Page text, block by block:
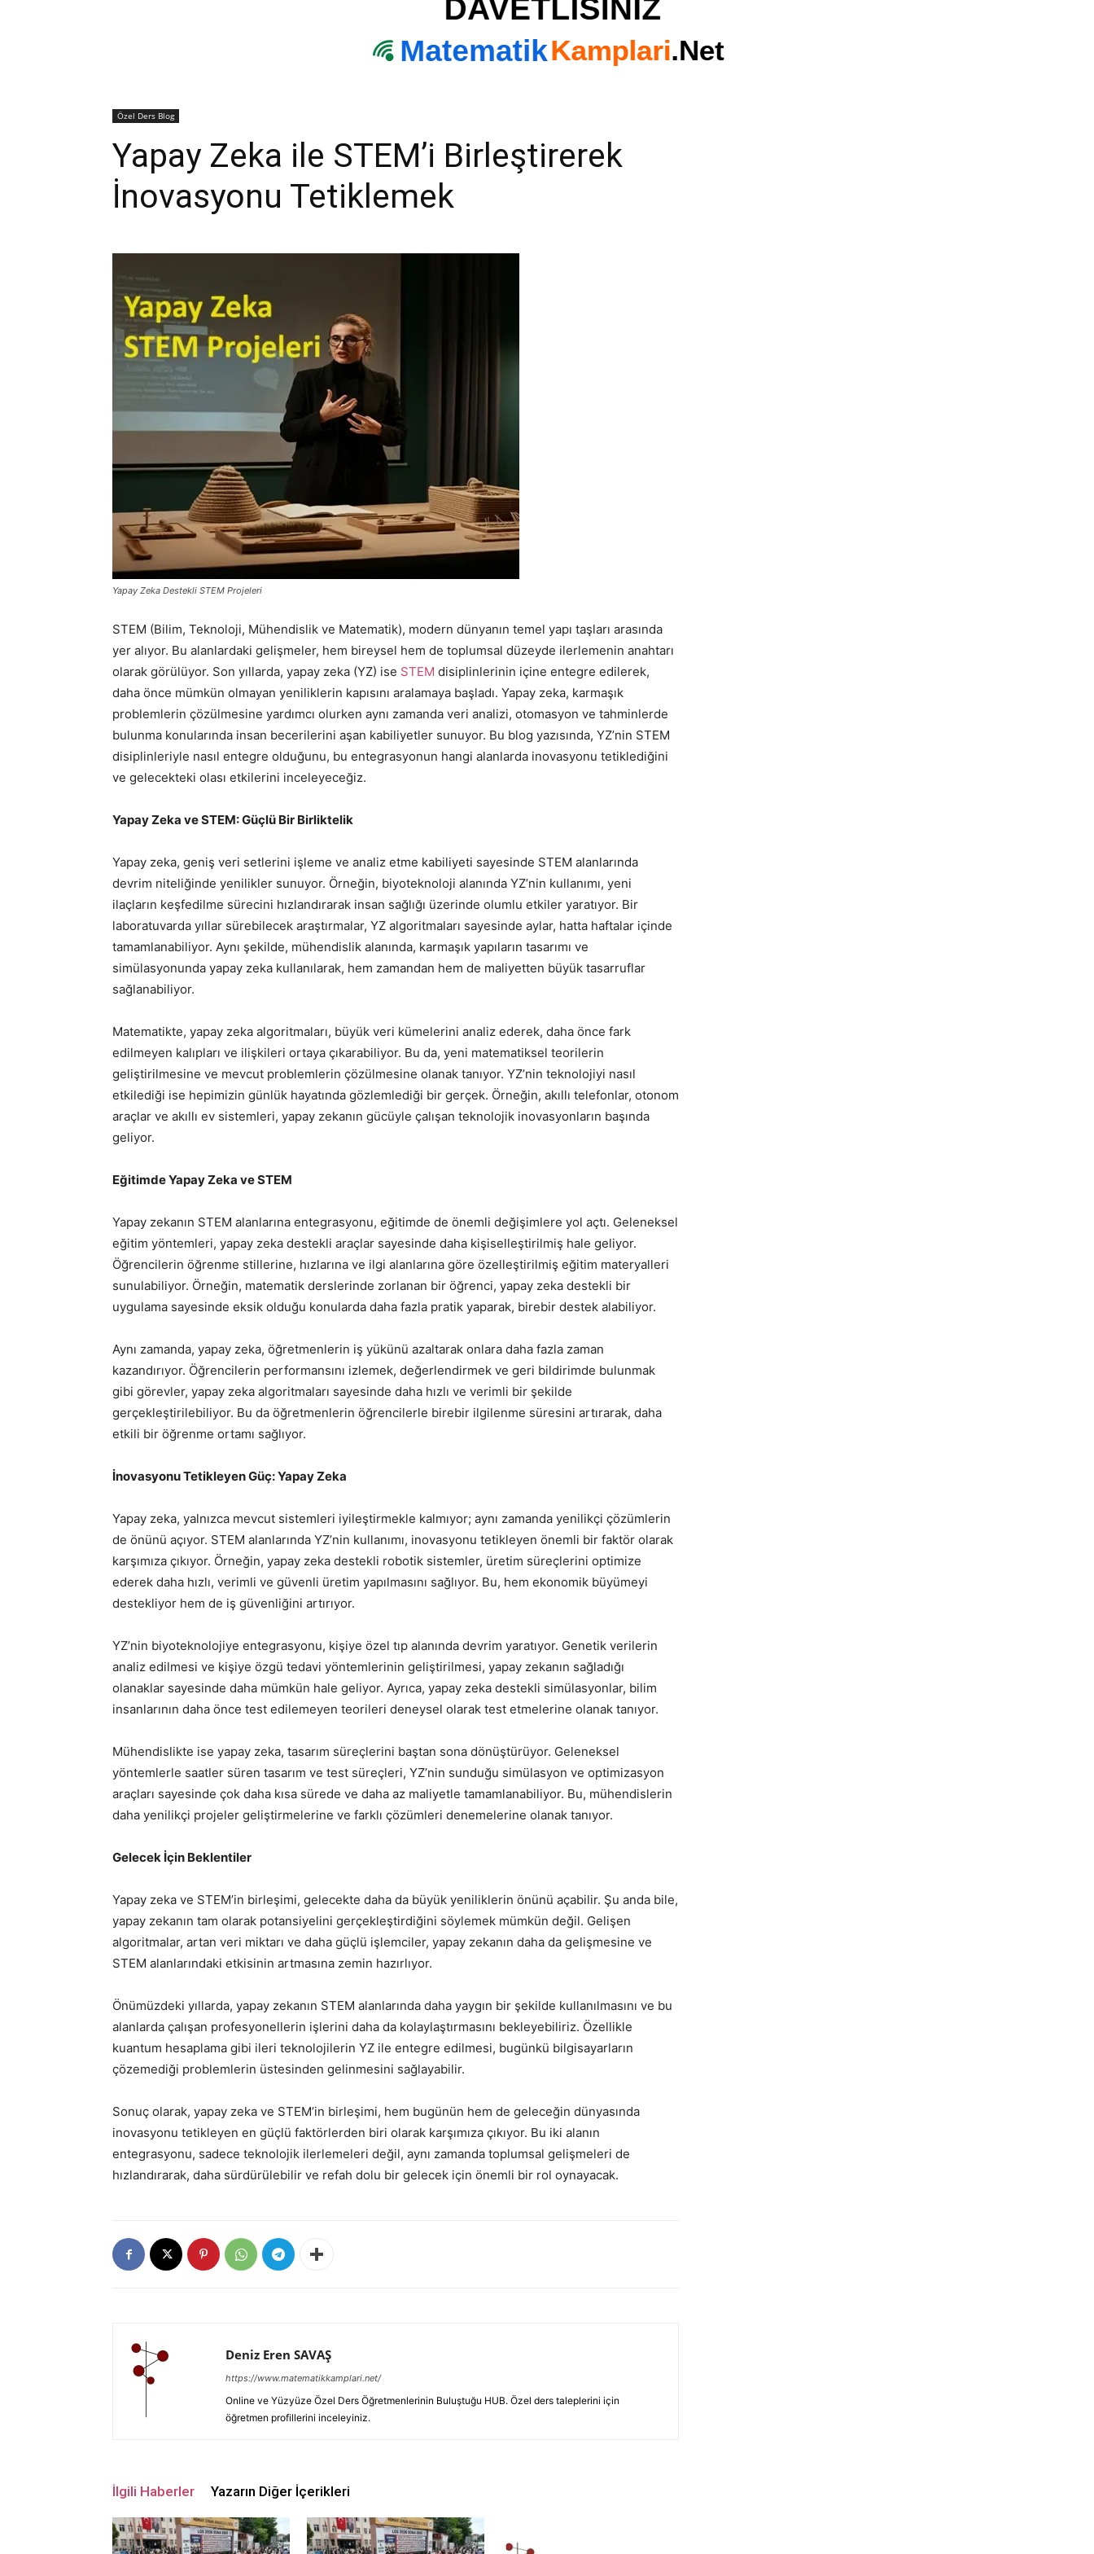
Özel Ders Blog
Yapay Zeka ile STEM’i Birleştirerek
İnovasyonu Tetiklemek
Yapay Zeka Destekli STEM Projeleri
STEM (Bilim, Teknoloji, Mühendislik ve Matematik), modern dünyanın temel yapı taşları arasında
yer alıyor. Bu alanlardaki gelişmeler, hem bireysel hem de toplumsal düzeyde ilerlemenin anahtarı
olarak görülüyor. Son yıllarda, yapay zeka (YZ) ise STEM disiplinlerinin içine entegre edilerek,
daha önce mümkün olmayan yeniliklerin kapısını aralamaya başladı. Yapay zeka, karmaşık
problemlerin çözülmesine yardımcı olurken aynı zamanda veri analizi, otomasyon ve tahminlerde
bulunma konularında insan becerilerini aşan kabiliyetler sunuyor. Bu blog yazısında, YZ’nin STEM
disiplinleriyle nasıl entegre olduğunu, bu entegrasyonun hangi alanlarda inovasyonu tetiklediğini
ve gelecekteki olası etkilerini inceleyeceğiz.
Yapay Zeka ve STEM: Güçlü Bir Birliktelik
Yapay zeka, geniş veri setlerini işleme ve analiz etme kabiliyeti sayesinde STEM alanlarında
devrim niteliğinde yenilikler sunuyor. Örneğin, biyoteknoloji alanında YZ’nin kullanımı, yeni
ilaçların keşfedilme sürecini hızlandırarak insan sağlığı üzerinde olumlu etkiler yaratıyor. Bir
laboratuvarda yıllar sürebilecek araştırmalar, YZ algoritmaları sayesinde aylar, hatta haftalar içinde
tamamlanabiliyor. Aynı şekilde, mühendislik alanında, karmaşık yapıların tasarımı ve
simülasyonunda yapay zeka kullanılarak, hem zamandan hem de maliyetten büyük tasarruflar
sağlanabiliyor.
Matematikte, yapay zeka algoritmaları, büyük veri kümelerini analiz ederek, daha önce fark
edilmeyen kalıpları ve ilişkileri ortaya çıkarabiliyor. Bu da, yeni matematiksel teorilerin
geliştirilmesine ve mevcut problemlerin çözülmesine olanak tanıyor. YZ’nin teknolojiyi nasıl
etkilediği ise hepimizin günlük hayatında gözlemlediği bir gerçek. Örneğin, akıllı telefonlar, otonom
araçlar ve akıllı ev sistemleri, yapay zekanın gücüyle çalışan teknolojik inovasyonların başında
geliyor.
Eğitimde Yapay Zeka ve STEM
Yapay zekanın STEM alanlarına entegrasyonu, eğitimde de önemli değişimlere yol açtı. Geleneksel
eğitim yöntemleri, yapay zeka destekli araçlar sayesinde daha kişiselleştirilmiş hale geliyor.
Öğrencilerin öğrenme stillerine, hızlarına ve ilgi alanlarına göre özelleştirilmiş eğitim materyalleri
sunulabiliyor. Örneğin, matematik derslerinde zorlanan bir öğrenci, yapay zeka destekli bir
uygulama sayesinde eksik olduğu konularda daha fazla pratik yaparak, birebir destek alabiliyor.
Aynı zamanda, yapay zeka, öğretmenlerin iş yükünü azaltarak onlara daha fazla zaman
kazandırıyor. Öğrencilerin performansını izlemek, değerlendirmek ve geri bildirimde bulunmak
gibi görevler, yapay zeka algoritmaları sayesinde daha hızlı ve verimli bir şekilde
gerçekleştirilebiliyor. Bu da öğretmenlerin öğrencilerle birebir ilgilenme süresini artırarak, daha
etkili bir öğrenme ortamı sağlıyor.
İnovasyonu Tetikleyen Güç: Yapay Zeka
Yapay zeka, yalnızca mevcut sistemleri iyileştirmekle kalmıyor; aynı zamanda yenilikçi çözümlerin
de önünü açıyor. STEM alanlarında YZ’nin kullanımı, inovasyonu tetikleyen önemli bir faktör olarak
karşımıza çıkıyor. Örneğin, yapay zeka destekli robotik sistemler, üretim süreçlerini optimize
ederek daha hızlı, verimli ve güvenli üretim yapılmasını sağlıyor. Bu, hem ekonomik büyümeyi
destekliyor hem de iş güvenliğini artırıyor.
YZ’nin biyoteknolojiye entegrasyonu, kişiye özel tıp alanında devrim yaratıyor. Genetik verilerin
analiz edilmesi ve kişiye özgü tedavi yöntemlerinin geliştirilmesi, yapay zekanın sağladığı
olanaklar sayesinde daha mümkün hale geliyor. Ayrıca, yapay zeka destekli simülasyonlar, bilim
insanlarının daha önce test edilemeyen teorileri deneysel olarak test etmelerine olanak tanıyor.
Mühendislikte ise yapay zeka, tasarım süreçlerini baştan sona dönüştürüyor. Geleneksel
yöntemlerle saatler süren tasarım ve test süreçleri, YZ’nin sunduğu simülasyon ve optimizasyon
araçları sayesinde çok daha kısa sürede ve daha az maliyetle tamamlanabiliyor. Bu, mühendislerin
daha yenilikçi projeler geliştirmelerine ve farklı çözümleri denemelerine olanak tanıyor.
Gelecek İçin Beklentiler
Yapay zeka ve STEM’in birleşimi, gelecekte daha da büyük yeniliklerin önünü açabilir. Şu anda bile,
yapay zekanın tam olarak potansiyelini gerçekleştirdiğini söylemek mümkün değil. Gelişen
algoritmalar, artan veri miktarı ve daha güçlü işlemciler, yapay zekanın daha da gelişmesine ve
STEM alanlarındaki etkisinin artmasına zemin hazırlıyor.
Önümüzdeki yıllarda, yapay zekanın STEM alanlarında daha yaygın bir şekilde kullanılmasını ve bu
alanlarda çalışan profesyonellerin işlerini daha da kolaylaştırmasını bekleyebiliriz. Özellikle
kuantum hesaplama gibi ileri teknolojilerin YZ ile entegre edilmesi, bugünkü bilgisayarların
çözemediği problemlerin üstesinden gelinmesini sağlayabilir.
Sonuç olarak, yapay zeka ve STEM’in birleşimi, hem bugünün hem de geleceğin dünyasında
inovasyonu tetikleyen en güçlü faktörlerden biri olarak karşımıza çıkıyor. Bu iki alanın
entegrasyonu, sadece teknolojik ilerlemeleri değil, aynı zamanda toplumsal gelişmeleri de
hızlandırarak, daha sürdürülebilir ve refah dolu bir gelecek için önemli bir rol oynayacak.
Deniz Eren SAVAŞ
https://www.matematikkamplari.net/
Online ve Yüzyüze Özel Ders Öğretmenlerinin Buluştuğu HUB. Özel ders taleplerini için
öğretmen profillerini inceleyiniz.
İlgili Haberler Yazarın Diğer İçerikleri